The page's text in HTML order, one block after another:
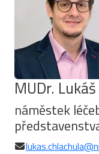
MUDr.
náměstek